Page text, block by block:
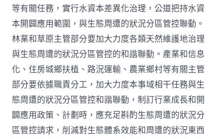
等有關任務，實行水資本差異化治理，公道把持水資
本開闢應用範圍，與生態周遭的狀況分區管控聯動。
林業和草原主管部分要加大力度各類天然維護地治理
與生態周遭的狀況分區管控的和諧聯動。產業和信息
化、住房城鄉扶植、路況運輸、農業鄉村等有關主管
部分要依據職責分工，加大力度本事域相干任務與生
態周遭的狀況分區管控和諧聯動，制訂行業成長和開
闢應用政策、計劃時，應充足斟酌生態周遭的狀況分
區管控請求，削減對生態體系效能和周遭的狀況東西